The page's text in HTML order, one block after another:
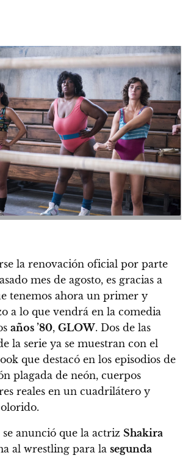
la renovación oficial por parte
mes de agosto, es gracias a
tenemos ahora un primer y
a lo que vendrá en la comedia
años ’80, GLOW. Dos de las
la serie ya se muestran con el
que destacó en los episodios de
plagada de neón, cuerpos
reales en un cuadrilátero y
se anunció que la actriz Shakira
al wrestling para la segunda